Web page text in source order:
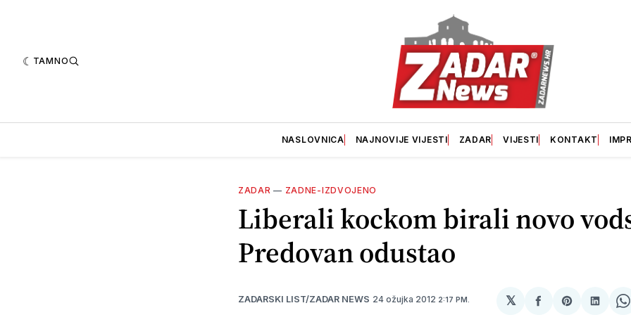
TAMNO
NASLOVNICA NAJNOVIJE VIJESTI ZADAR VIJESTI KONTAKT
ZADAR — ZADNE-IZDVOJENO
Liberali kockom birali novo
Predovan odustao
ZADARSKI LIST/ZADAR NEWS 24 ožujka 2012 2:17 PM. 𝕏
podijeliShare